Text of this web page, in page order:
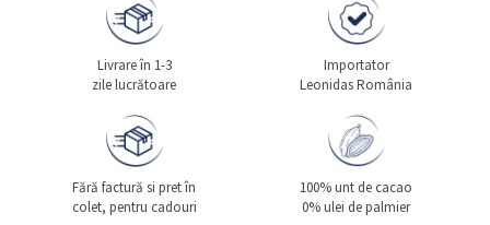
Livrare în 1-3
zile lucrătoare
Importator
Leonidas România
Fără factură si pret în
colet, pentru cadouri
100% unt de cacao
0% ulei de palmier